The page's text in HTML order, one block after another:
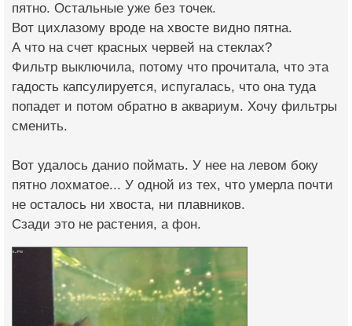
пятно. Остальные уже без точек.
Вот цихлазому вроде на хвосте видно пятна.
А что на счет красных червей на стеклах?
Фильтр выключила, потому что прочитала, что эта
гадость капсулируется, испугалась, что она туда
попадет и потом обратно в аквариум. Хочу фильтры
сменить.
Вот удалось данио поймать. У нее на левом боку
пятно лохматое... У одной из тех, что умерла почти
не осталось ни хвоста, ни плавников.
Сзади это не растения, а фон.